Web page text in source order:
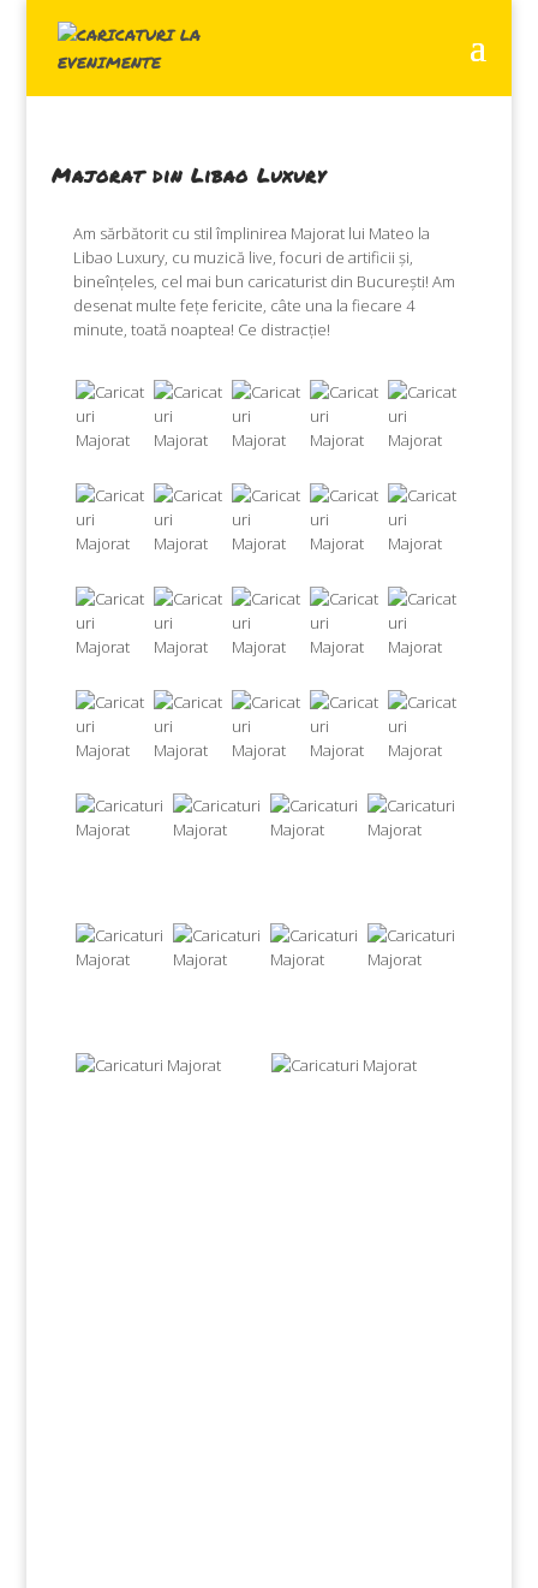
Majorat din Libao Luxury
Am sărbătorit cu stil împlinirea Majorat lui Mateo la
Libao Luxury, cu muzică live, focuri de artificii și,
bineînțeles, cel mai bun caricaturist din București! Am
desenat multe fețe fericite, câte una la fiecare 4
minute, toată noaptea! Ce distracție!